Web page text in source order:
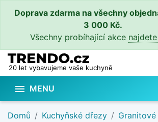
Doprava zdarma na všechny
3 000 Kč.
Všechny probíhající akce
20 let vybavujeme vaše kuchyně
 MENU
Domů Kuchyňské dřezy